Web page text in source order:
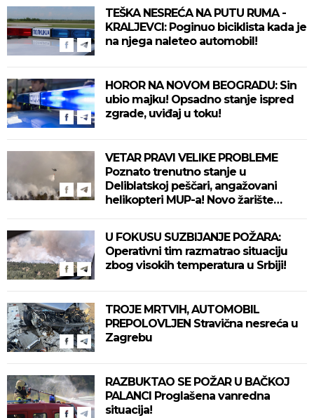
TEŠKA NESREĆA NA PUTU RUMA -
KRALJEVCI: Poginuo biciklista kada je
na njega naleteo automobil!
HOROR NA NOVOM BEOGRADU: Sin
ubio majku! Opsadno stanje ispred
zgrade, uviđaj u toku!
VETAR PRAVI VELIKE PROBLEME
Poznato trenutno stanje u
Deliblatskoj peščari, angažovani
helikopteri MUP-a! Novo žarište
U FOKUSU SUZBIJANJE POŽARA:
Operativni tim razmatrao situaciju
zbog visokih temperatura u Srbiji!
TROJE MRTVIH, AUTOMOBIL
PREPOLOVLJEN Stravična nesreća u
Zagrebu
RAZBUKTAO SE POŽAR U BAČKOJ
PALANCI Proglašena vanredna
situacija!